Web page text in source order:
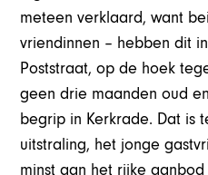
meteen verklaard, want
vriendinnen – hebben dit
Poststraat, op de hoek
geen drie maanden oud
begrip in Kerkrade. Dat is
uitstraling, het jonge
minst aan het rijke